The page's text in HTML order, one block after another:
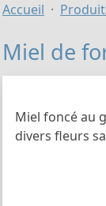
Accueil
Miel de
Miel foncé au
divers fleurs